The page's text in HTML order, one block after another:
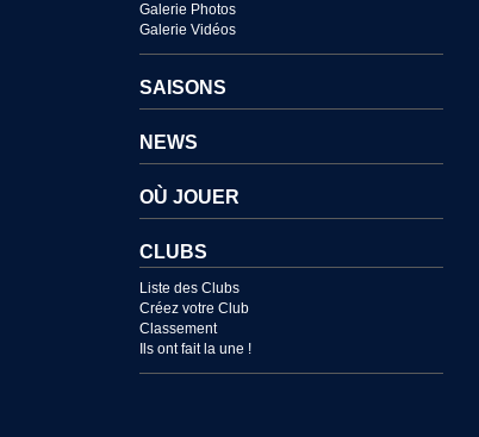
Galerie Photos
Galerie Vidéos
SAISONS
NEWS
OÙ JOUER
CLUBS
Liste des Clubs
Créez votre Club
Classement
Ils ont fait la une !